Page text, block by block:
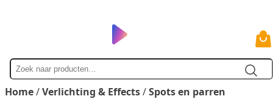
Zoek
naar
Home/Verlichting & Effects/Spots en parren